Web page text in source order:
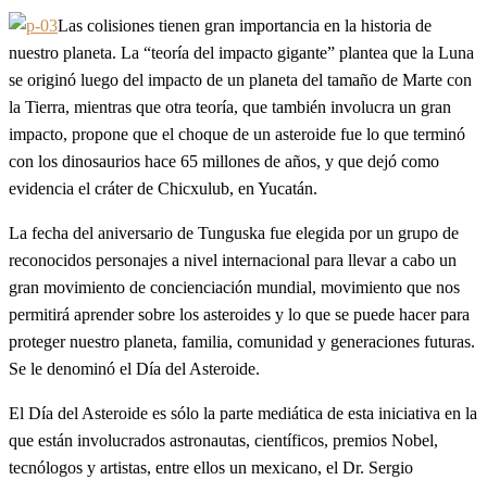
Las colisiones tienen gran importancia en la historia de
nuestro planeta. La “teoría del impacto gigante” plantea que la Luna
se originó luego del impacto de un planeta del tamaño de Marte con
la Tierra, mientras que otra teoría, que también involucra un gran
impacto, propone que el choque de un asteroide fue lo que terminó
con los dinosaurios hace 65 millones de años, y que dejó como
evidencia el cráter de Chicxulub, en Yucatán.
La fecha del aniversario de Tunguska fue elegida por un grupo de
reconocidos personajes a nivel internacional para llevar a cabo un
gran movimiento de concienciación mundial, movimiento que nos
permitirá aprender sobre los asteroides y lo que se puede hacer para
proteger nuestro planeta, familia, comunidad y generaciones futuras.
Se le denominó el Día del Asteroide.
El Día del Asteroide es sólo la parte mediática de esta iniciativa en la
que están involucrados astronautas, científicos, premios Nobel,
tecnólogos y artistas, entre ellos un mexicano, el Dr. Sergio